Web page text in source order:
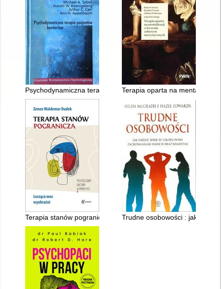
Psychodynamiczna terapia pacjentów borderline
Terapia oparta na mentalizacji
Terapia stanów pogranicza : lecząca moc wyobraźni
Trudne osobowości : jak radzić